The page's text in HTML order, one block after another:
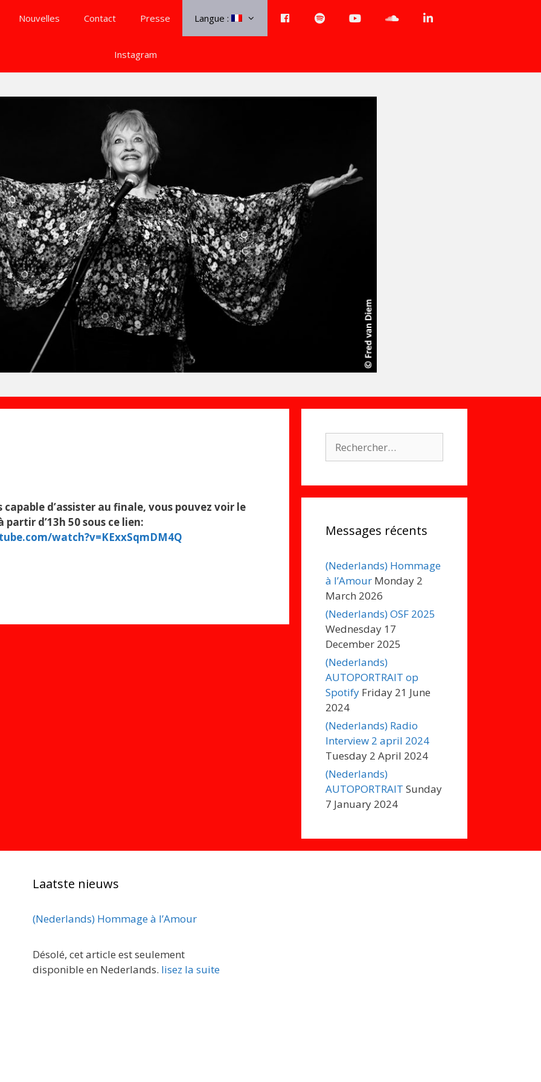
Nouvelles Contact Presse Langue : Menu- Spotify YouTubeSoundcloudLinkedIn
Instagram
d’assister au finale, vous pouvez voir le
partir d’13h 50 sous ce lien:
watch?v=KExxSqmDM4Q Messages récents
(Nederlands) Hommage
à l’Amour Monday 2
March 2026
(Nederlands) OSF 2025
Wednesday 17
December 2025
(Nederlands)
AUTOPORTRAIT op
Spotify Friday 21 June
2024
(Nederlands) Radio
Interview 2 april 2024
Tuesday 2 April 2024
(Nederlands)
AUTOPORTRAIT Sunday
7 January 2024
Laatste nieuws
(Nederlands) Hommage à l’Amour
Désolé, cet article est seulement
disponible en Nederlands. lisez la suite